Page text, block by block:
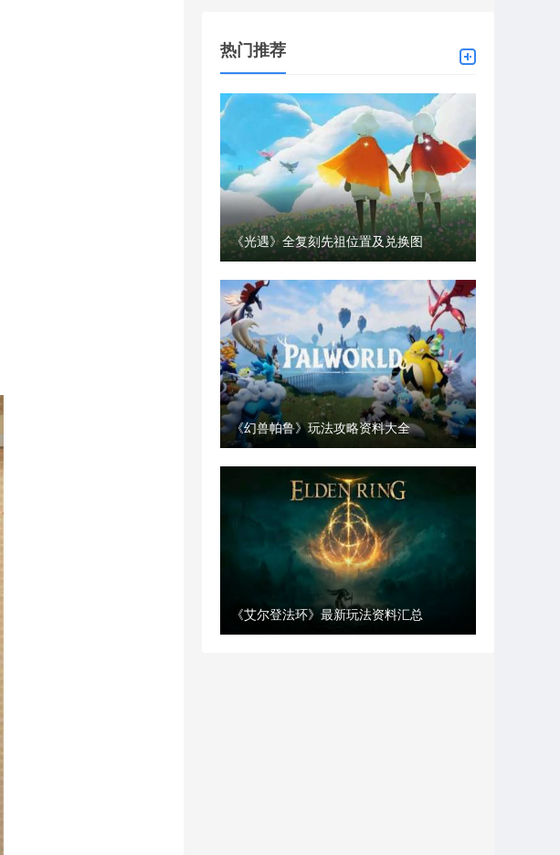
热门推荐
《光遇》全复刻先祖位置及兑换图
《幻兽帕鲁》玩法攻略资料大全
《艾尔登法环》最新玩法资料汇总